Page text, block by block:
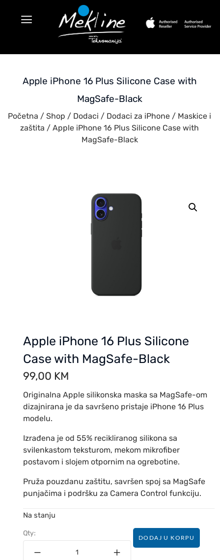
Apple iPhone 16 Plus Silicone Case with
MagSafe-Black
Početna / Shop / Dodaci / Dodaci za iPhone / Maskice i
zaštita / Apple iPhone 16 Plus Silicone Case with
MagSafe-Black
Apple iPhone 16 Plus Silicone
Case with MagSafe-Black
99,00 KM
Originalna Apple silikonska maska sa MagSafe-om
dizajnirana je da savršeno pristaje iPhone 16 Plus
modelu.
Izrađena je od 55% recikliranog silikona sa
svilenkastom teksturom, mekom mikrofiber
postavom i slojem otpornim na ogrebotine.
Pruža pouzdanu zaštitu, savršen spoj sa MagSafe
punjačima i podršku za Camera Control funkciju.
Na stanju
Qty:
DODAJ U KORPU